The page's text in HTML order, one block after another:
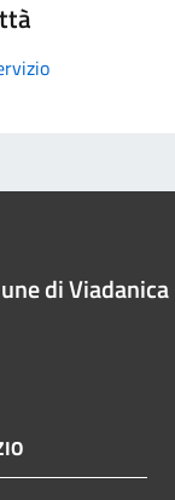
di Viadanica